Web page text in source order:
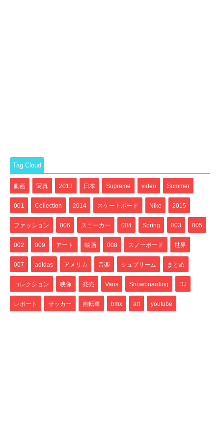
Tag Cloud
動画 写真 2013 日本 Supreme video Summer
001 Collection 2014 スケートボード Nike 2015
ファッション 006 スニーカー 004 Spring 003 005
002 009 アート 映画 008 スノーボード 世界
007 adidas アメリカ 音楽 シュプリーム まとめ
コレクション 映像 発売 Vans Snowboarding DJ
レポート サッカー 自転車 bmx art youtube